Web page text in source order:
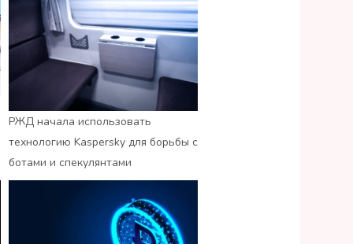
РЖД начала использовать
технологию Kaspersky для борьбы с
ботами и спекулянтами